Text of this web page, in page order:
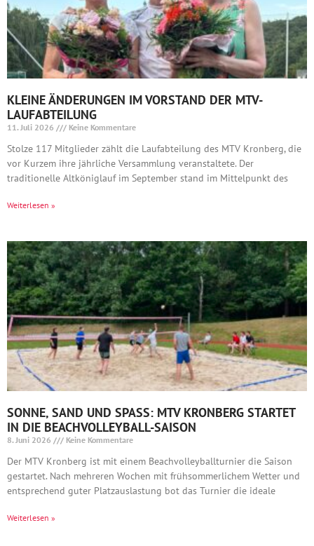
KLEINE ÄNDERUNGEN IM VORSTAND DER MTV-
LAUFABTEILUNG
11. Juli 2026 Keine Kommentare
Stolze 117 Mitglieder zählt die Laufabteilung des MTV Kronberg, die
vor Kurzem ihre jährliche Versammlung veranstaltete. Der
traditionelle Altköniglauf im September stand im Mittelpunkt des
Weiterlesen »
SONNE, SAND UND SPASS: MTV KRONBERG STARTET I
N DIE BEACHVOLLEYBALL-SAISON
8. Juni 2026 Keine Kommentare
Der MTV Kronberg ist mit einem Beachvolleyballturnier die Saison
gestartet. Nach mehreren Wochen mit frühsommerlichem Wetter und
entsprechend guter Platzauslastung bot das Turnier die ideale
Weiterlesen »